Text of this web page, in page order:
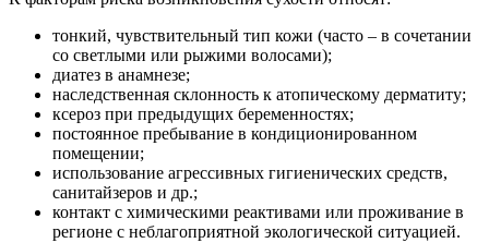
тонкий, чувствительный тип кожи (часто – в сочетании
со светлыми или рыжими волосами);
диатез в анамнезе;
наследственная склонность к атопическому дерматиту;
ксероз при предыдущих беременностях;
постоянное пребывание в кондиционированном
помещении;
использование агрессивных гигиенических средств,
санитайзеров и др.;
контакт с химическими реактивами или проживание в
регионе с неблагоприятной экологической ситуацией.